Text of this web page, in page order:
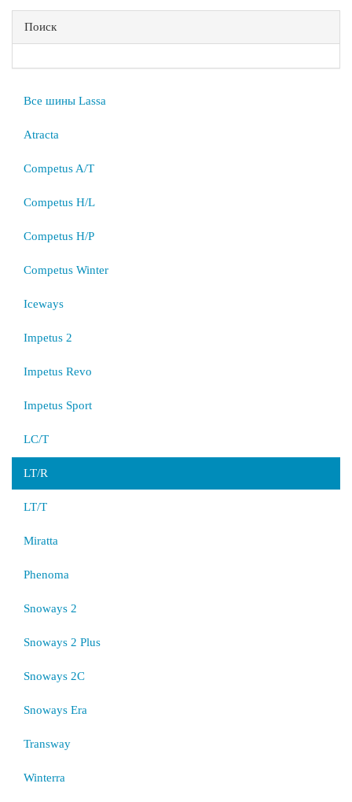
Поиск
Все шины Lassa
Atracta
Competus A/T
Competus H/L
Competus H/P
Competus Winter
Iceways
Impetus 2
Impetus Revo
Impetus Sport
LC/T
LT/R
LT/T
Miratta
Phenoma
Snoways 2
Snoways 2 Plus
Snoways 2C
Snoways Era
Transway
Winterra